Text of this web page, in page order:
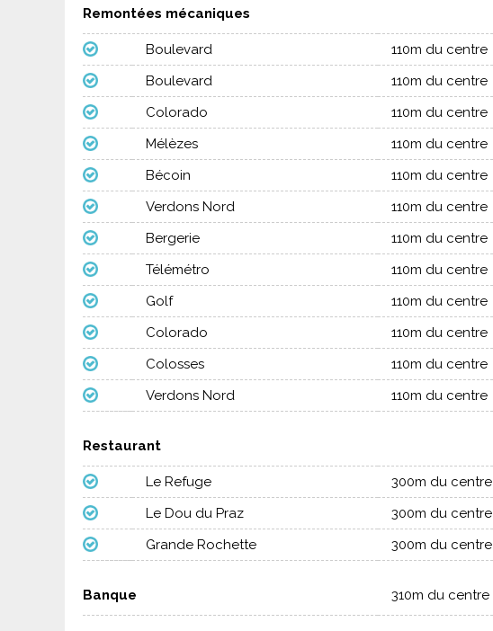
Remontées mécaniques
Boulevard
110m du centre
Boulevard
110m du centre
Colorado
110m du centre
Mélèzes
110m du centre
Bécoin
110m du centre
Verdons Nord
110m du centre
Bergerie
110m du centre
Télémétro
110m du centre
Golf
110m du centre
Colorado
110m du centre
Colosses
110m du centre
Verdons Nord
110m du centre
Restaurant
Le Refuge
300m du centre
Le Dou du Praz
300m du centre
Grande Rochette
300m du centre
Banque 310m du centre